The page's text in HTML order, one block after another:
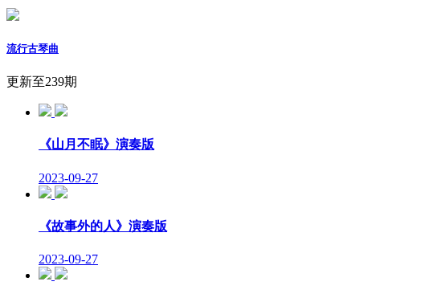
流行古琴曲
更新至239期
《山月不眠》演奏版
2023-09-27
《故事外的人》演奏版
2023-09-27